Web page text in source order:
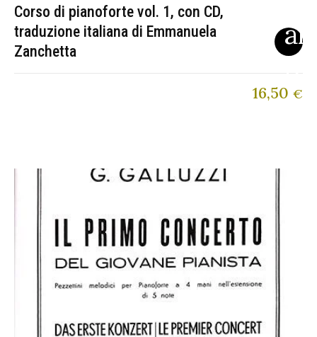
Corso di pianoforte vol. 1, con CD,
traduzione italiana di Emmanuela
Zanchetta
16,50 €